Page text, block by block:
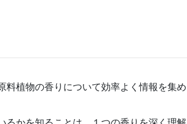
料植物の香りについて効率よく情報を集め